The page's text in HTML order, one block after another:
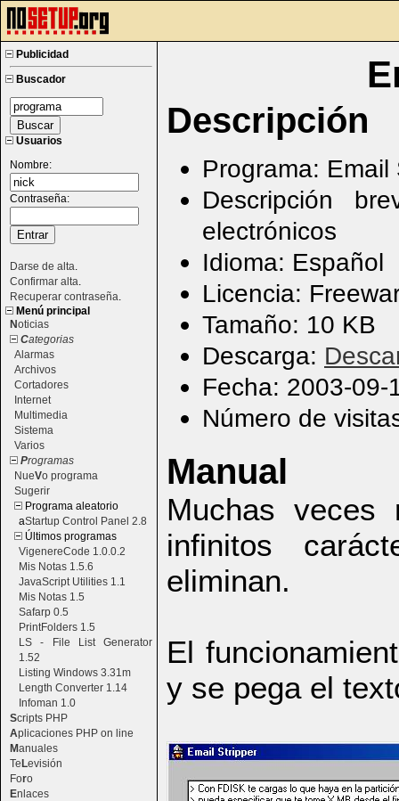
Publicidad
Buscador
Usuarios
Nombre:
Contraseña:
Darse de alta
Confirmar alta
Recuperar contraseña
Menú principal
Noticias
Categorias
Alarmas
Archivos
Cortadores
Internet
Multimedia
Sistema
Varios
Programas
NueVo programa
Sugerir
Programa aleatorio
aStartup Control Panel 2.8
Últimos programas
VigenereCode 1.0.0.2
Mis Notas 1.5.6
JavaScript Utilities 1.1
Mis Notas 1.5
Safarp 0.5
PrintFolders 1.5
LS - File List Generator
1.52
Listing Windows 3.31m
Length Converter 1.14
Infoman 1.0
Scripts PHP
Aplicaciones PHP on line
Manuales
TeLevisión
Foro
Enlaces
Descripción
Programa:
Descripción
electrónicos
Idioma: Español
Licencia:
Tamaño: 10 KB
Descarga:
Fecha: 2003-09-
Número de
Manual
Muchas veces
infinitos
eliminan.
El
y se pega el